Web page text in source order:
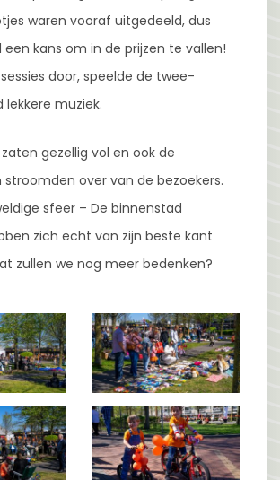
waren vooraf uitgedeeld, dus
kans om in de prijzen te vallen!
door, speelde de twee-
lekkere muziek.
gezellig vol en ook de
over van de bezoekers.
sfeer – De binnenstad
zich echt van zijn beste kant
zullen we nog meer bedenken?